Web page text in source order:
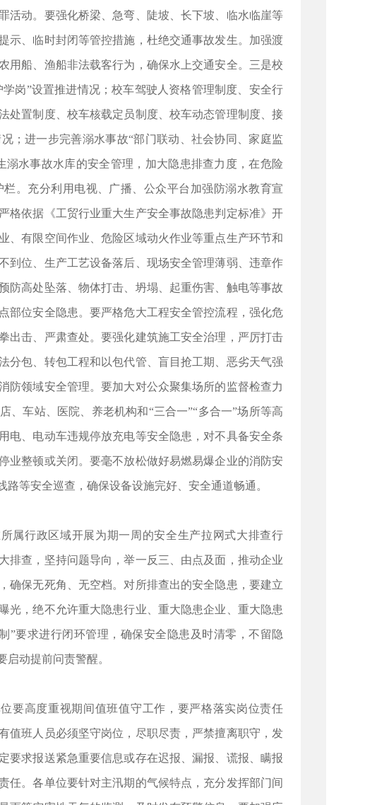
活动。要强化桥梁、急弯、陡坡、长下坡、临水临崖等
示、临时封闭等管控措施，杜绝交通事故发生。加强渡
用船、渔船非法载客行为，确保水上交通安全。三是校
岗”设置推进情况；校车驾驶人资格管理制度、安全行
处置制度、校车核载定员制度、校车动态管理制度、接
；进一步完善溺水事故“部门联动、社会协同、家庭监
水事故水库的安全管理，加大隐患排查力度，在危险
。充分利用电视、广播、公众平台加强防溺水教育宣
格依据《工贸行业重大生产安全事故隐患判定标准》开
、有限空间作业、危险区域动火作业等重点生产环节和
到位、生产工艺设备落后、现场安全管理薄弱、违章作
防高处坠落、物体打击、坍塌、起重伤害、触电等事故
部位安全隐患。要严格危大工程安全管控流程，强化危
出击、严肃查处。要强化建筑施工安全治理，严厉打击
分包、转包工程和以包代管、盲目抢工期、恶劣天气强
防领域安全管理。要加大对公众聚集场所的监督检查力
、车站、医院、养老机构和“三合一”“多合一”场所等高
电、电动车违规停放充电等安全隐患，对不具备安全条
业整顿或关闭。要毫不放松做好易燃易爆企业的消防安
等安全巡查，确保设备设施完好、安全通道畅通。
属行政区域开展为期一周的安全生产拉网式大排查行
排查，坚持问题导向，举一反三、由点及面，推动企业
确保无死角、无空档。对所排查出的安全隐患，要建立
光，绝不允许重大隐患行业、重大隐患企业、重大隐患
”要求进行闭环管理，确保安全隐患及时清零，不留隐
动提前问责警醒。
要高度重视期间值班值守工作，要严格落实岗位责任
值班人员必须坚守岗位，尽职尽责，严禁擅离职守，发
要求报送紧急重要信息或存在迟报、漏报、谎报、瞒报
任。各单位要针对主汛期的气候特点，充分发挥部门间